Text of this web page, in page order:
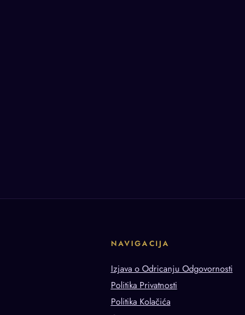
NAVIGACIJA
Izjava o Odricanju Odgovornosti
Politika Privatnosti
Politika Kolačića